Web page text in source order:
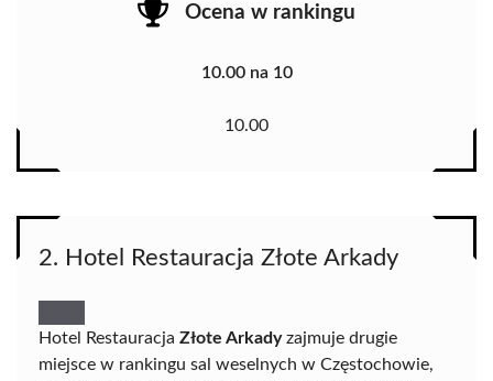
Ocena w rankingu
10.00 na 10
10.00
2. Hotel Restauracja Złote Arkady
Hotel Restauracja Złote Arkadyzajmuje drugie
miejsce w rankingu sal weselnych w Częstochowie,